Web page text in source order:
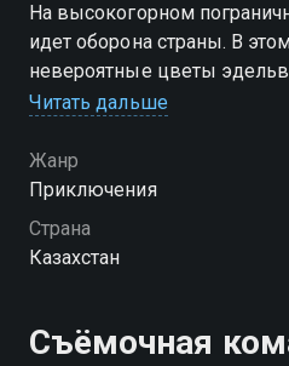
На высокогорном
идет оборона страны. В
невероятные цветы
этого растения
настоящим испытанием
Читать дальше
Жанр
Приключения
Страна
Казахстан
Съёмочная